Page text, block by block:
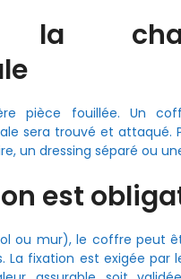
la
pièce fouillée. Un
sera trouvé et attaqué.
un dressing séparé ou
est
ou mur), le coffre peut
La fixation est exigée par